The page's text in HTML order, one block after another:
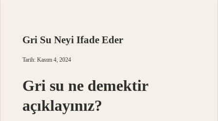
Gri Su Neyi Ifade Eder
Tarih: Kasım 4, 2024
Gri su ne demektir
açıklayınız?